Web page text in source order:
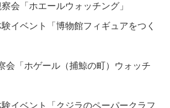
会「ホエールウォッチング」
イベント「博物館フィギュアをつく
「ホゲール（捕鯨の町）ウォッチ
イベント「クジラのペーパークラフ